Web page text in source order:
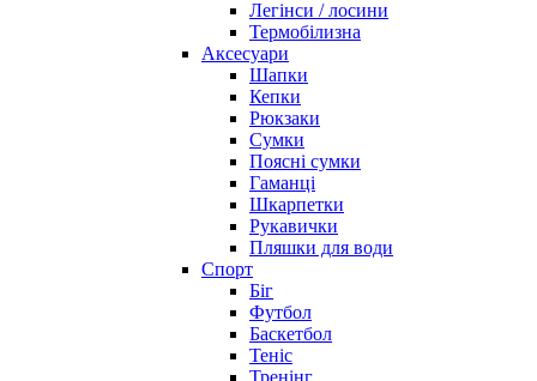
Легінси / лосини
Термобілизна
Аксесуари
Шапки
Кепки
Рюкзаки
Сумки
Поясні сумки
Гаманці
Шкарпетки
Рукавички
Пляшки для води
Спорт
Біг
Футбол
Баскетбол
Теніс
Тренінг